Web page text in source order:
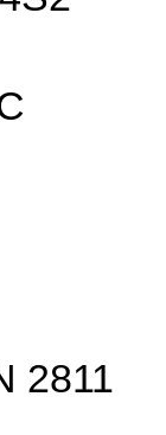
2811